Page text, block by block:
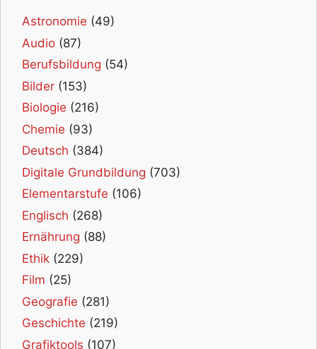
Astronomie (49)
Audio (87)
Berufsbildung (54)
Bilder (153)
Biologie (216)
Chemie (93)
Deutsch (384)
Digitale Grundbildung (703)
Elementarstufe (106)
Englisch (268)
Ernährung (88)
Ethik (229)
Film (25)
Geografie (281)
Geschichte (219)
Grafiktools (107)